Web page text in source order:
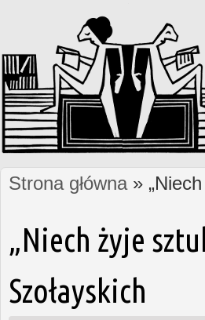
Jesteś tutaj
Strona główna»
„Niech żyje
Szołayskich